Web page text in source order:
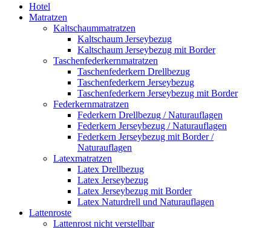
Hotel
Matratzen
Kaltschaummatratzen
Kaltschaum Jerseybezug
Kaltschaum Jerseybezug mit Border
Taschenfederkernmatratzen
Taschenfederkern Drellbezug
Taschenfederkern Jerseybezug
Taschenfederkern Jerseybezug mit Border
Federkernmatratzen
Federkern Drellbezug / Naturauflagen
Federkern Jerseybezug / Naturauflagen
Federkern Jerseybezug mit Border /
Naturauflagen
Latexmatratzen
Latex Drellbezug
Latex Jerseybezug
Latex Jerseybezug mit Border
Latex Naturdrell und Naturauflagen
Lattenroste
Lattenrost nicht verstellbar